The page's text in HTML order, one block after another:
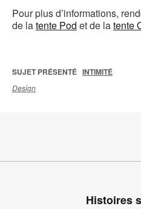
Pour plus d’informations,
de latente Pod et de latente
SUJET PRÉSENTÉ INTIMITÉ
Design
Histoires